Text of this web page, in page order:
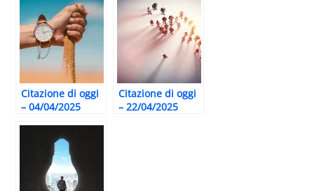
Citazione di oggi
– 04/04/2025
Citazione di oggi
– 22/04/2025